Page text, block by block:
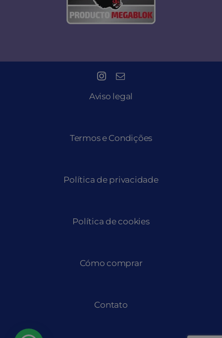
Aviso legal
Termos e Condições
Política de privacidade
Política de cookies
Cómo comprar
Contato